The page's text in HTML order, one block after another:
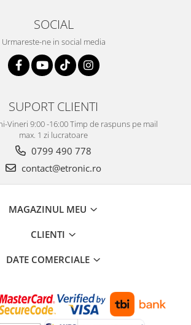
SOCIAL
Urmareste-ne in social media
SUPORT CLIENTI
Vineri 9:00 -16:00 Timp de raspuns pe mail
max. 1 zi lucratoare
0799 490 778
contact@etronic.ro
MAGAZINUL MEU
CLIENTI
DATE COMERCIALE